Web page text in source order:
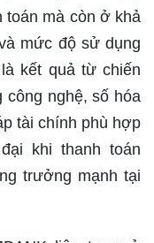
toán mà còn ở khả
mức độ sử dụng
kết quả từ chiến
nghệ, số hóa
tài chính phù hợp
khi thanh toán
trưởng mạnh tại